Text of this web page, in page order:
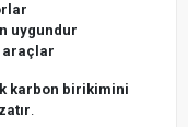
uygundur
araçlar
karbon birikimini
.